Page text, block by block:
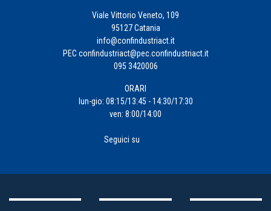
Viale Vittorio Veneto, 109
95127 Catania
info@confindustriact.it
PEC confindustriact@pec.confindustriact.it
095 3420006
ORARI
lun-gio: 08:15/13:45 - 14:30/17:30
ven: 8:00/14:00
Seguici su